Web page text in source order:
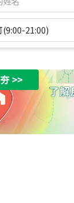
(9:00-21:00)
>>